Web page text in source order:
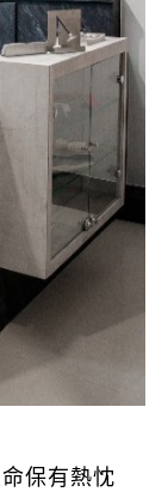
保有熱忱